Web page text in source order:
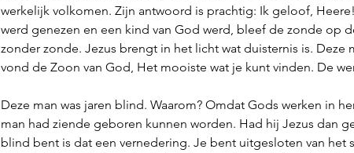
werkelijk volkomen. Zijn antwoord is prachtig: Ik geloof,
werd genezen en een kind van God werd, bleef de zonde op
zonder zonde. Jezus brengt in het licht wat duisternis is. Deze
vond de Zoon van God, Het mooiste wat je kunt vinden. De
Deze man was jaren blind. Waarom? Omdat Gods werken in
man had ziende geboren kunnen worden. Had hij Jezus dan
blind bent is dat een vernedering. Je bent uitgesloten van het